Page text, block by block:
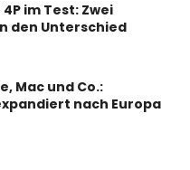
im Test: Zwei
den Unterschied
Mac und Co.:
nach Europa